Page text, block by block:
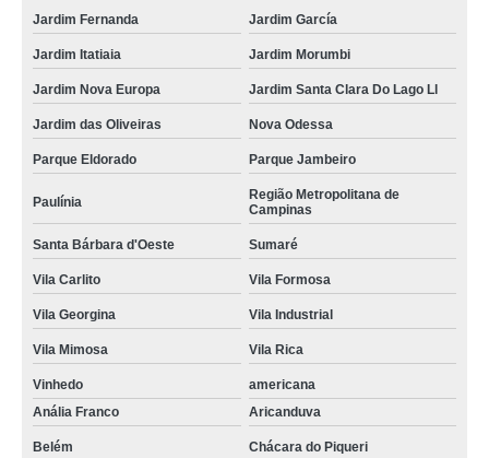
Jardim Fernanda Jardim García
Jardim Itatiaia Jardim Morumbi
Jardim Nova Europa Jardim Santa Clara Do Lago Ll
Jardim das Oliveiras Nova Odessa
Parque Eldorado Parque Jambeiro
Paulínia
Região Metropolitana de
Campinas
Santa Bárbara d'Oeste Sumaré
Vila Carlito Vila Formosa
Vila Georgina Vila Industrial
Vila Mimosa Vila Rica
Vinhedo
americana
Anália Franco
Aricanduva
Belém Chácara do Piqueri